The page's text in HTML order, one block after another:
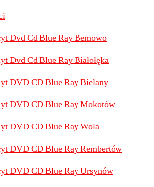
Dvd Cd Blue Ray Bemowo
Dvd Cd Blue Ray Białołęka
DVD CD Blue Ray Bielany
DVD CD Blue Ray Mokotów
DVD CD Blue Ray Wola
DVD CD Blue Ray Rembertów
DVD CD Blue Ray Ursynów